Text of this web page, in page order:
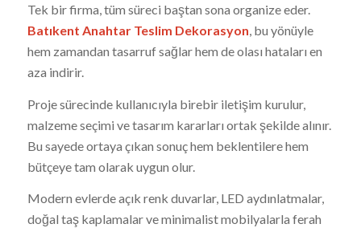
Tek bir firma, tüm süreci baştan sona organize eder.
Batıkent Anahtar Teslim Dekorasyon, bu yönüyle
hem zamandan tasarruf sağlar hem de olası hataları en
aza indirir.
Proje sürecinde kullanıcıyla birebir iletişim kurulur,
malzeme seçimi ve tasarım kararları ortak şekilde alınır.
Bu sayede ortaya çıkan sonuç hem beklentilere hem
bütçeye tam olarak uygun olur.
Modern evlerde açık renk duvarlar, LED aydınlatmalar,
doğal taş kaplamalar ve minimalist mobilyalarla ferah